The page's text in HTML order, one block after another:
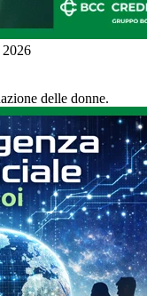
2026
delle donne.